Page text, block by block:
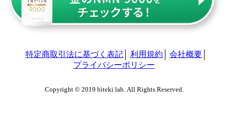
特定商取引法に基づく表記 利用規約
会社概要
プライバシーポリシー
Copyright © 2019 biteki lab. All Rights Reserved.